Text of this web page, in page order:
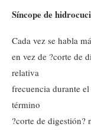
Síncope de
Cada vez se habla
en vez de ?corte de
relativa
frecuencia durante
término
?corte de digestión?